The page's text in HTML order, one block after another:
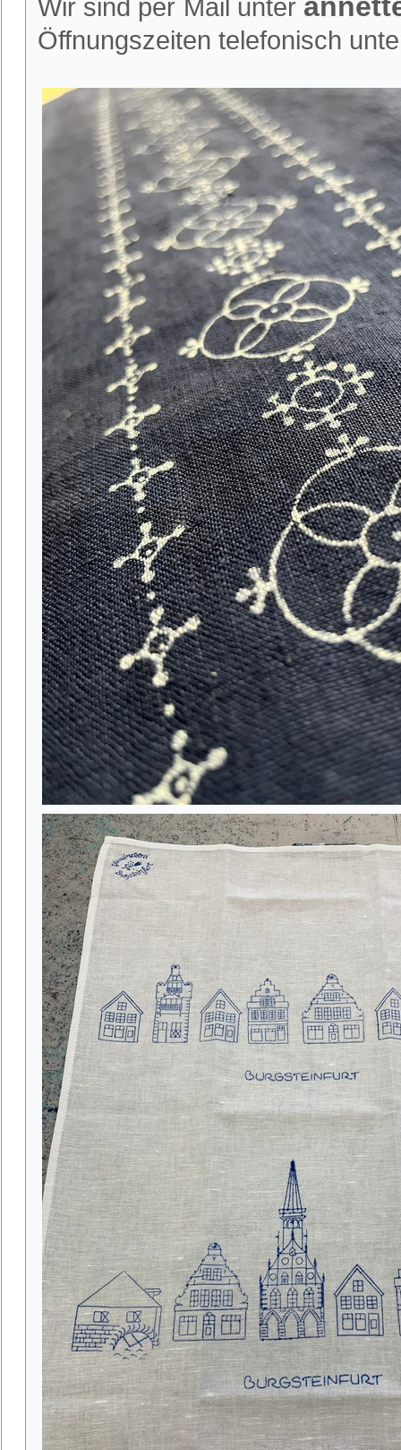
Wir sind per Mail unter
Öffnungszeiten telefonisch